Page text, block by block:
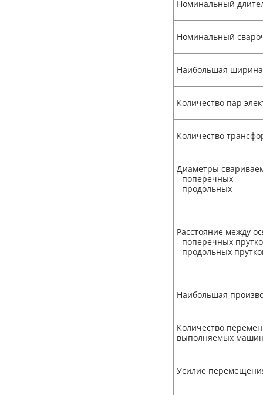
Номинальный
Номинальный
Наибольшая ширина
Количество пар
Количество
Диаметры
- поперечных
- продольных
Расстояние между
- поперечных
- продольных
Наибольшая
Количество
выполняемых
Усилие